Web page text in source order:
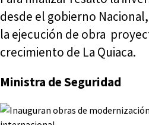
desde el gobierno
la ejecución de obra
crecimiento de La Quiaca.
Ministra de Seguridad